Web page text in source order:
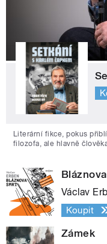
Literární fikce, pokus
filozofa, ale hlavně
Václav
Koupit
Zámek